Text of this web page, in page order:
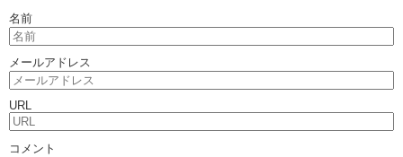
名前
メールアドレス
URL
コメント